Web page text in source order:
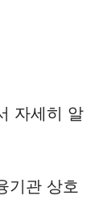
자세히 알
기관 상호